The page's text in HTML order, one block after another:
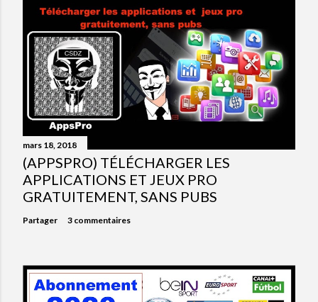
mars 18, 2018
(APPSPRO) TÉLÉCHARGER LES
APPLICATIONS ET JEUX PRO
GRATUITEMENT, SANS PUBS
Partager 3 commentaires